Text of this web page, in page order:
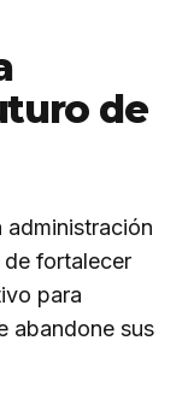
de
administración
fortalecer
para
abandone sus